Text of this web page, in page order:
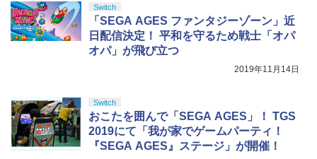
Switch
「SEGA AGES ファンタジーゾーン」近
日配信決定！ 平和を守るため戦士「オパ
オパ」が飛び立つ
2019年11月14日
Switch
おこたを囲んで「SEGA AGES」！ TGS
2019にて「我が家でゲームパーティ！
『SEGA AGES』ステージ」が開催！